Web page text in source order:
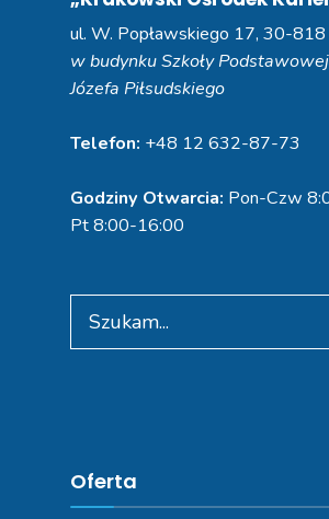
ul. W. Popławskiego 17, 30-
w budynku Szkoły
Józefa Piłsudskiego
Telefon: +48 12 632-87-73
Godziny Otwarcia: Pon-Czw
Pt 8:00-16:00
Oferta